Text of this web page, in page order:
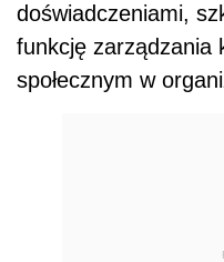
doświadczeniami,
funkcję zarządzania
społecznym w